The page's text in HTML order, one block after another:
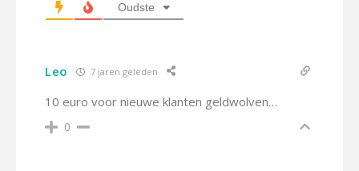
Oudste
Leo 7 jaren geleden
10 euro voor nieuwe klanten geldwolven…
0